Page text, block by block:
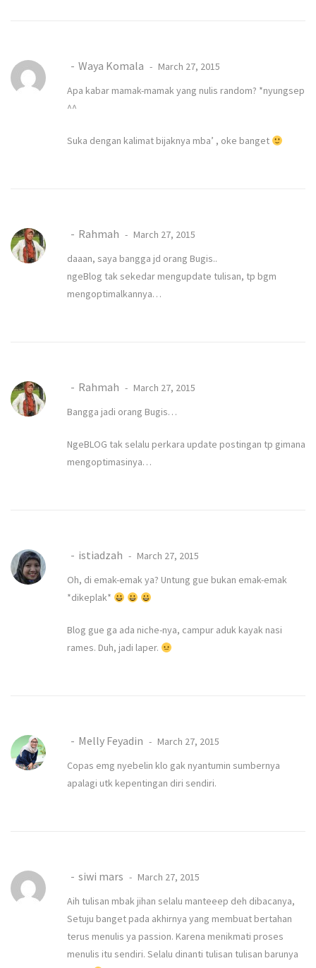
Waya Komala
March 27, 2015
Apa kabar mamak-mamak yang nulis random? *nyungsep
^^
Suka dengan kalimat bijaknya mba’ , oke banget
Rahmah
March 27, 2015
daaan, saya bangga jd orang Bugis..
ngeBlog tak sekedar mengupdate tulisan, tp bgm
mengoptimalkannya…
Rahmah
March 27, 2015
Bangga jadi orang Bugis…
NgeBLOG tak selalu perkara update postingan tp gimana
mengoptimasinya…
istiadzah
March 27, 2015
Oh, di emak-emak ya? Untung gue bukan emak-emak
*dikeplak*
Blog gue ga ada niche-nya, campur aduk kayak nasi
rames. Duh, jadi laper.
Melly Feyadin
March 27, 2015
Copas emg nyebelin klo gak nyantumin sumbernya
apalagi utk kepentingan diri sendiri.
siwi mars
March 27, 2015
Aih tulisan mbak jihan selalu manteeep deh dibacanya,
Setuju banget pada akhirnya yang membuat bertahan
terus menulis ya passion. Karena menikmati proses
menulis itu sendiri. Selalu dinanti tulisan tulisan barunya